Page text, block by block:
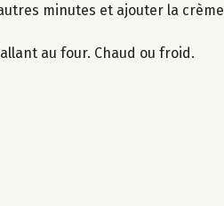
minutes et ajouter la crème
au four. Chaud ou froid.